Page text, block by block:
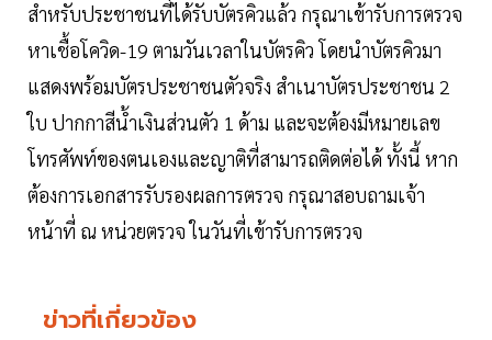
สำหรับประชาชนที่ได้รับบัตรคิวแล้ว กรุณาเข้ารับการตรวจ
หาเชื้อโควิด-19 ตามวันเวลาในบัตรคิว โดยนำบัตรคิวมา
แสดงพร้อมบัตรประชาชนตัวจริง สำเนาบัตรประชาชน 2
ใบ ปากกาสีน้ำเงินส่วนตัว 1 ด้าม และจะต้องมีหมายเลข
โทรศัพท์ของตนเองและญาติที่สามารถติดต่อได้ ทั้งนี้ หาก
ต้องการเอกสารรับรองผลการตรวจ กรุณาสอบถามเจ้า
หน้าที่ ณ หน่วยตรวจ ในวันที่เข้ารับการตรวจ
ข่าวที่เกี่ยวข้อง